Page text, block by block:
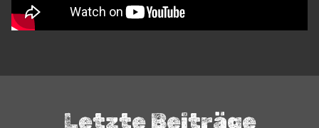
Letzte Beiträge